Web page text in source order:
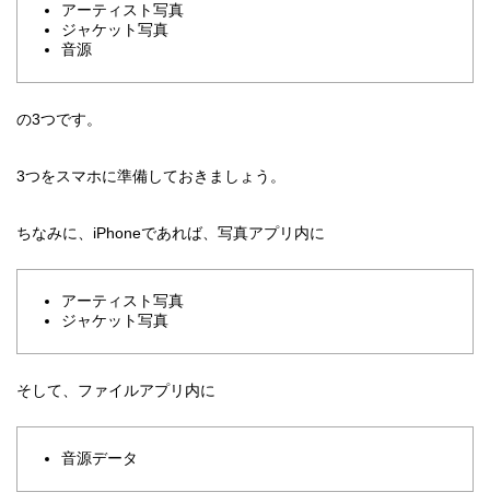
アーティスト写真
ジャケット写真
音源
の3つです。
3つをスマホに準備しておきましょう。
ちなみに、iPhoneであれば、写真アプリ内に
アーティスト写真
ジャケット写真
そして、ファイルアプリ内に
音源データ